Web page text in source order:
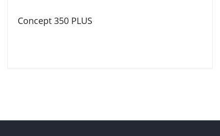
Concept 350 PLUS